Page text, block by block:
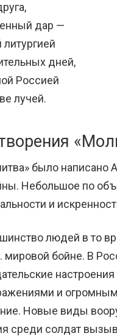
дар —
дней,
Россией
лучей.
было написано
Небольшое по
и
людей в то
мировой бойне. В
и
Новые виды
среди солдат